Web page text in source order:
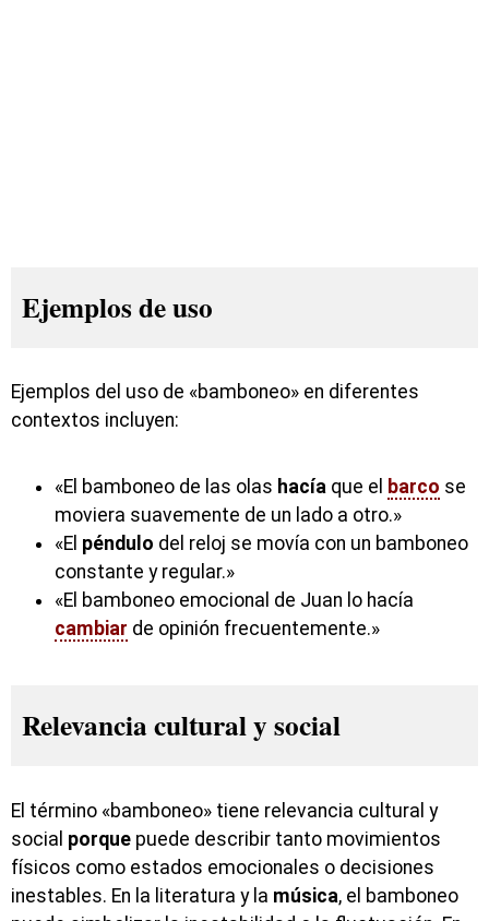
Ejemplos de uso
Ejemplos del uso de «bamboneo» en diferentes
contextos incluyen:
«El bamboneo de las olas hacía que el barco se
moviera suavemente de un lado a otro.»
«El péndulo del reloj se movía con un bamboneo
constante y regular.»
«El bamboneo emocional de Juan lo hacía
cambiar de opinión frecuentemente.»
Relevancia cultural y social
El término «bamboneo» tiene relevancia cultural y
social porque puede describir tanto movimientos
físicos como estados emocionales o decisiones
inestables. En la literatura y la música, el bamboneo